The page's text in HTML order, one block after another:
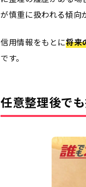
が慎重に扱われる傾向
信用情報をもとに将来
です。
任意整理後で